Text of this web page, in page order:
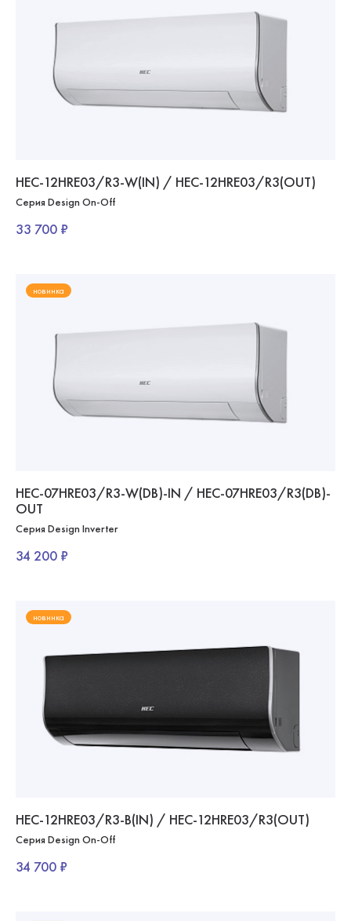
HEC-12HRE03/R3-W(IN) / HEC-12HRE03/R3(OUT)
Серия Design On-Off
33 700 ₽
новинка
HEC-07HRE03/R3-W(DB)-IN / HEC-07HRE03/R3(DB)-
OUT
Серия Design Inverter
34 200 ₽
новинка
HEC-12HRE03/R3-B(IN) / HEC-12HRE03/R3(OUT)
Серия Design On-Off
34 700 ₽